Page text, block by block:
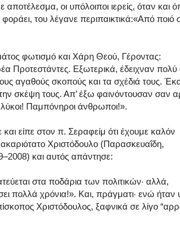
αποτέλεσμα, οι υπόλοιποι ιερείς, όταν και
του λέγανε περιπαικτικά:«Από ποιό
φωτισμό και Χάρη Θεού, Γέροντας:
Προτεστάντες. Εξωτερικά, έδειχναν πολύ
αγαθούς σκοπούς και τα σχέδιά τους.
σκέψη τους. Απ’ έξω φαινόντουσαν σαν
Παμπόνηροι άνθρωποι!».
και είπε στον π. Σεραφείμ ότι έχουμε καλόν
Χριστόδουλο (Παρασκευαΐδη,
και αυτός απάντησε:
στα ποδάρια των πολιτικών· αλλά,
πολλά χρόνια!». Και, πράγματι· ενώ ήταν
Χριστόδουλος, ξαφνικά σε λίγο